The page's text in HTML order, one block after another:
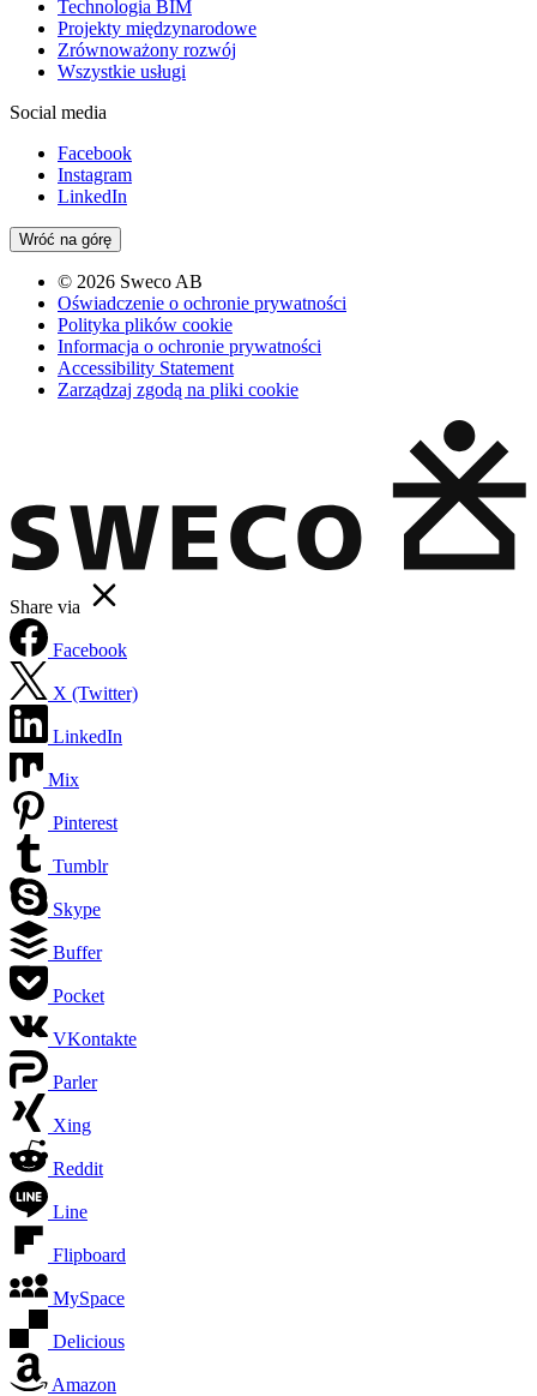
Technologia BIM
Projekty międzynarodowe
Zrównoważony rozwój
Wszystkie usługi
Social media
Facebook
Instagram
LinkedIn
Wróć na górę
© 2026 Sweco AB
Oświadczenie o ochronie prywatności
Polityka plików cookie
Informacja o ochronie prywatności
Accessibility Statement
Zarządzaj zgodą na pliki cookie
Share via
Facebook
X (Twitter)
LinkedIn
Mix
Pinterest
Tumblr
Skype
Buffer
Pocket
VKontakte
Parler
Xing
Reddit
Line
Flipboard
MySpace
Delicious
Amazon